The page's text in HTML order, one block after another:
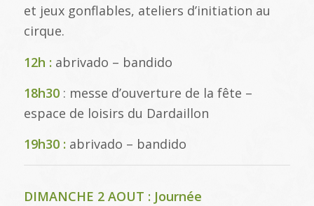
et jeux gonflables, ateliers d’initiation au
cirque.
12h : abrivado – bandido
18h30: messe d’ouverture de la fête –
espace de loisirs du Dardaillon
19h30 : abrivado – bandido
DIMANCHE 2 AOUT : Journée